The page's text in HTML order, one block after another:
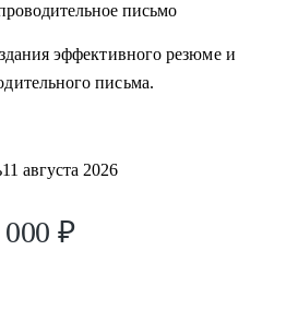
письмо
эффективного резюме и
письма.
11 августа 2026
000 ₽